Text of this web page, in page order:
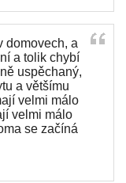
domovech, a
a tolik chybí
uspěchaný,
a většímu
velmi málo
velmi málo
se začíná